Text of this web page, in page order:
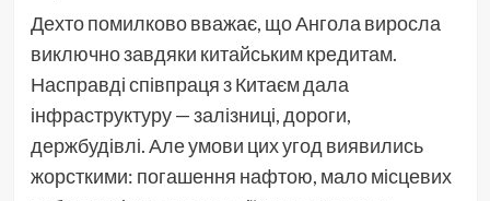
Дехто помилково вважає, що Ангола виросла
виключно завдяки китайським кредитам.
Насправді співпраця з Китаєм дала
інфраструктуру — залізниці, дороги,
держбудівлі. Але умови цих угод виявились
жорсткими: погашення нафтою, мало місцевих